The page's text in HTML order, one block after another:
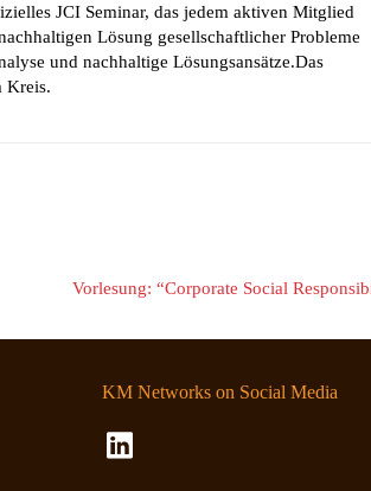
JCI Seminar, das jedem aktiven Mitglied
Lösung gesellschaftlicher Probleme
und nachhaltige Lösungsansätze.Das
Kreis.
Vorlesung: “Corporate Social
KM Networks on Social Media